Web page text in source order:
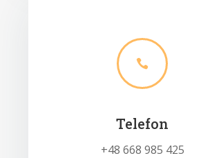

Telefon
+48 668 985 425